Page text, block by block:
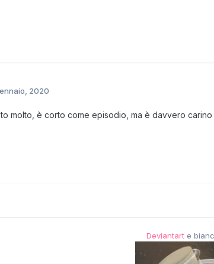
2020
molto, è corto come episodio, ma è davvero carino
Deviantart e